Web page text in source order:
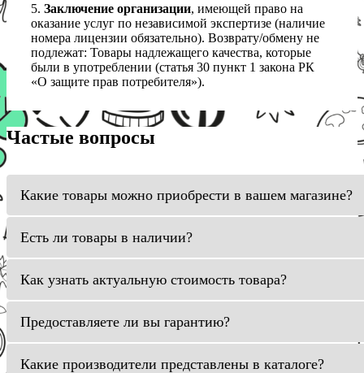
5. Заключение организации, имеющей право на
оказание услуг по независимой экспертизе (наличие
номера лицензии обязательно). Возврату/обмену не
подлежат: Товары надлежащего качества, которые
были в употреблении (статья 30 пункт 1 закона РК
«О защите прав потребителя»).
Частые вопросы
Какие товары можно приобрести в вашем магазине?
Есть ли товары в наличии?
Как узнать актуальную стоимость товара?
Предоставляете ли вы гарантию?
Какие производители представлены в каталоге?